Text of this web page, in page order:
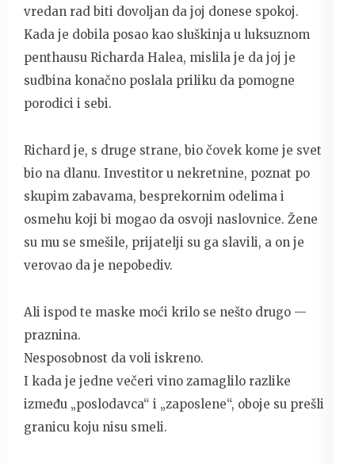
vredan rad biti dovoljan da joj donese spokoj.
Kada je dobila posao kao sluškinja u luksuznom
penthausu Richarda Halea, mislila je da joj je
sudbina konačno poslala priliku da pomogne
porodici i sebi.
Richard je, s druge strane, bio čovek kome je svet
bio na dlanu. Investitor u nekretnine, poznat po
skupim zabavama, besprekornim odelima i
osmehu koji bi mogao da osvoji naslovnice. Žene
su mu se smešile, prijatelji su ga slavili, a on je
verovao da je nepobediv.
Ali ispod te maske moći krilo se nešto drugo —
praznina.
Nesposobnost da voli iskreno.
I kada je jedne večeri vino zamaglilo razlike
između „poslodavca“ i „zaposlene“, oboje su prešli
granicu koju nisu smeli.